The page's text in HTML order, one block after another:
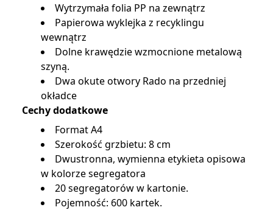
Wytrzymała folia PP na zewnątrz
Papierowa wyklejka z recyklingu
wewnątrz
Dolne krawędzie wzmocnione metalową
szyną.
Dwa okute otwory Rado na przedniej
okładce
Cechy dodatkowe
Format A4
Szerokość grzbietu: 8 cm
Dwustronna, wymienna etykieta opisowa
w kolorze segregatora
20 segregatorów w kartonie.
Pojemność: 600 kartek.